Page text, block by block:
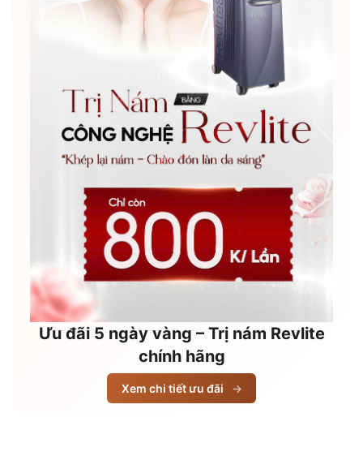
Ưu đãi 5 ngày vàng – Trị nám Revlite
chính hãng
Xem chi tiết ưu đãi →